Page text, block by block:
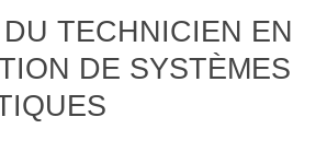
TECHNICIEN EN
DE SYSTÈMES